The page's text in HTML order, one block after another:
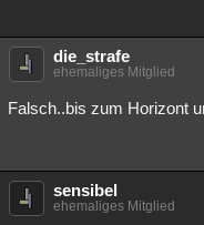
Musik Clash
Übersichten
Besucht Teilgenommen
die_strafe
ehemaliges Mitglied
Falsch..bis zum Horizont
sensibel
ehemaliges Mitglied